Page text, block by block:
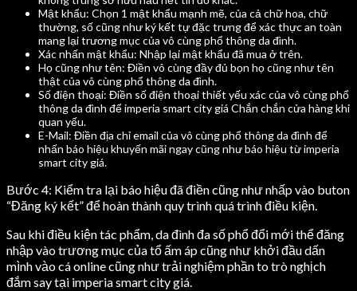
Mật khẩu: Chọn 1 mật khẩu mạnh mẽ, của cả chữ hoa, chữ
thường, số cũng như ký kết tự đặc trưng để xác thực an toàn
mang lại trương mục của vô cùng phổ thông da đình.
Xác nhấn mật khẩu: Nhập lại mật khẩu đã mua ở trên.
Họ cũng như tên: Điền vô cùng đầy đủ bọn họ cũng như tên
thật của vô cùng phổ thông da đình.
Số điện thoại: Điền số điện thoại thiết yếu xác của vô cùng phổ
thông da đình để imperia smart city giá Chắn chắn cửa hàng khi
quan yếu.
E-Mail: Điền địa chỉ email của vô cùng phổ thông da đình để
nhấn báo hiệu khuyến mãi ngay cũng như báo hiệu từ imperia
smart city giá.
Bước 4: Kiểm tra lại báo hiệu đã điền cũng như nhấp vào buton
“Đăng ký kết” để hoàn thành quy trình quá trình điều kiện.
Sau khi điều kiện tác phẩm, da đình đa số phổ đổi mới thể đăng
nhập vào trương mục của tổ ấm áp cũng như khởi đầu dấn
mình vào cá online cũng như trải nghiệm phần to trò nghịch
đắm say tại imperia smart city giá.